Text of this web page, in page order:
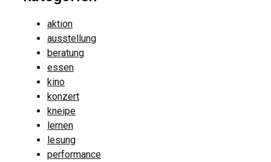
aktion
ausstellung
beratung
essen
kino
konzert
kneipe
lernen
lesung
performance